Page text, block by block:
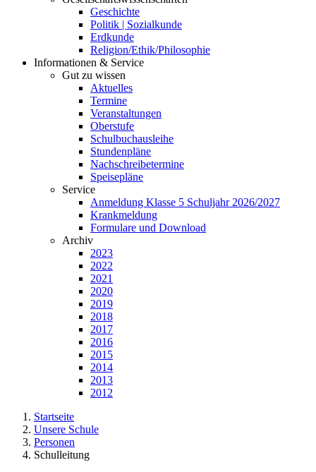
Geschichte
Politik | Sozialkunde
Erdkunde
Religion/Ethik/Philosophie
Informationen & Service
Gut zu wissen
Aktuelles
Termine
Veranstaltungen
Oberstufe
Schulbuchausleihe
Stundenpläne
Nachschreibetermine
Speisepläne
Service
Anmeldung Klasse 5 Schuljahr 2026/2027
Krankmeldung
Formulare und Download
Archiv
2023
2022
2021
2020
2019
2018
2017
2016
2015
2014
2013
2012
Startseite
Unsere Schule
Personen
Schulleitung